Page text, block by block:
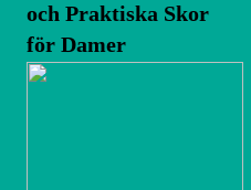
och Praktiska Skor
för Damer